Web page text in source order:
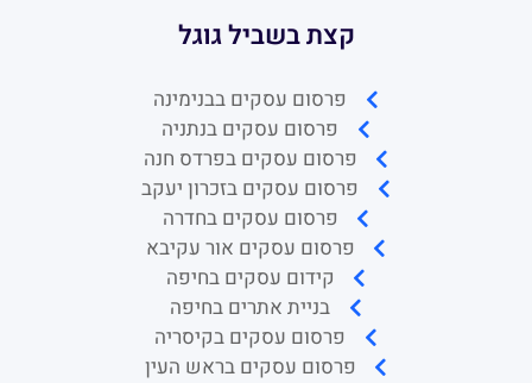
קצת בשביל גוגל
פרסום עסקים בבנימינה
פרסום עסקים בנתניה
פרסום עסקים בפרדס חנה
פרסום עסקים בזכרון יעקב
פרסום עסקים בחדרה
פרסום עסקים אור עקיבא
קידום עסקים בחיפה
בניית אתרים בחיפה
פרסום עסקים בקיסריה
פרסום עסקים בראש העין